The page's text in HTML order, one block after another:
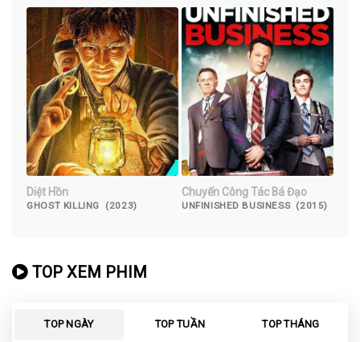
Diệt Hồn
GHOST KILLING (2023)
Chuyến Công Tác Bá Đạo
UNFINISHED BUSINESS (2015)
TOP XEM PHIM
TOP NGÀY TOP TUẦN TOP THÁNG